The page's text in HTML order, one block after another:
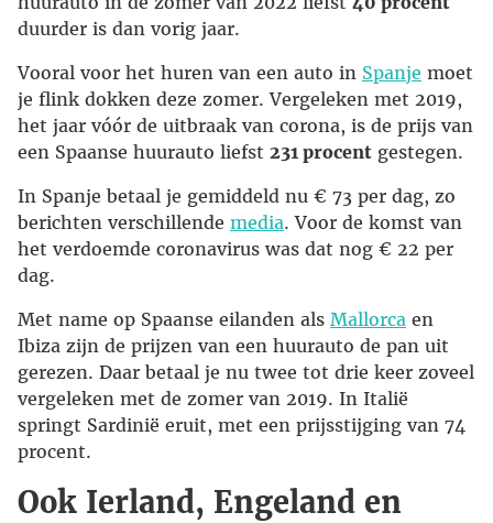
duurder is dan vorig jaar.
Vooral voor het huren van een auto in Spanje moet
je flink dokken deze zomer. Vergeleken met 2019,
het jaar vóór de uitbraak van corona, is de prijs van
een Spaanse huurauto liefst 231 procent gestegen.
In Spanje betaal je gemiddeld nu € 73 per dag, zo
berichten verschillende media. Voor de komst van
het verdoemde coronavirus was dat nog € 22 per
dag.
Met name op Spaanse eilanden als Mallorca en
Ibiza zijn de prijzen van een huurauto de pan uit
gerezen. Daar betaal je nu twee tot drie keer zoveel
vergeleken met de zomer van 2019. In Italië
springt Sardinië eruit, met een prijsstijging van 74
procent.
Ook Ierland, Engeland en